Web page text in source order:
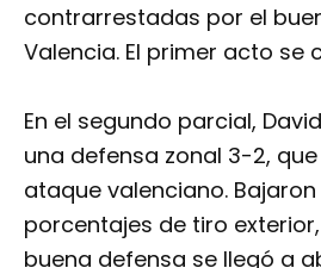
contrarrestadas por el
Valencia. El primer acto se
En el segundo parcial,
una defensa zonal 3-2,
ataque valenciano.
porcentajes de tiro
buena defensa se llegó a